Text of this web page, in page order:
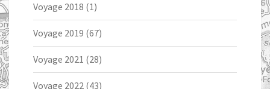
Voyage 2018 (1)
Voyage 2019 (67)
Voyage 2021 (28)
Voyage 2022 (43)